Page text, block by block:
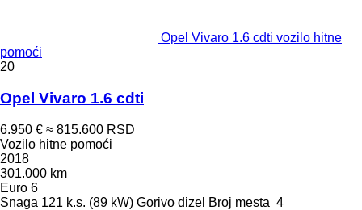
Opel Vivaro 1.6 cdti vozilo hitne
pomoći
20
Opel Vivaro 1.6 cdti
6.950 € ≈ 815.600 RSD
Vozilo hitne pomoći
2018
301.000 km
Euro 6
Snaga 121 k.s. (89 kW) Gorivo dizel Broj mesta 4